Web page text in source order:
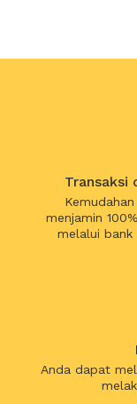
Transaksi
menjamin
melalui
Anda dapat